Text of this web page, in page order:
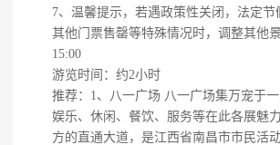
7、温馨提示，若遇政策性关闭，法定
其他门票售罄等特殊情况时，调整其他
15:00
游览时间：约2小时
推荐：1、八一广场 八一广场集万宠于一
娱乐、休闲、餐饮、服务等在此各展魅
方的直通大道，是江西省南昌市市民活